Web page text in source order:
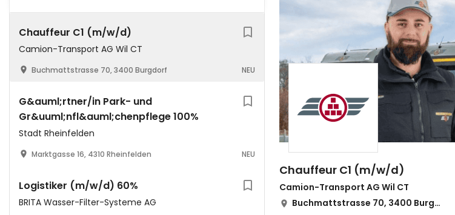
Chauffeur C1 (m/w/d)
Camion-Transport AG Wil CT
Buchmattstrasse 70, 3400 Burgdorf NEU
G&auml;rtner/in Park- und
Gr&uuml;nfl&auml;chenpflege 100%
Stadt Rheinfelden
Marktgasse 16, 4310 Rheinfelden NEU
Logistiker (m/w/d) 60%
BRITA Wasser-Filter-Systeme AG
Chauffeur C1 (m/w/d)
Camion-Transport AG Wil CT
Buchmattstrasse 70, 3400 Burgdorf